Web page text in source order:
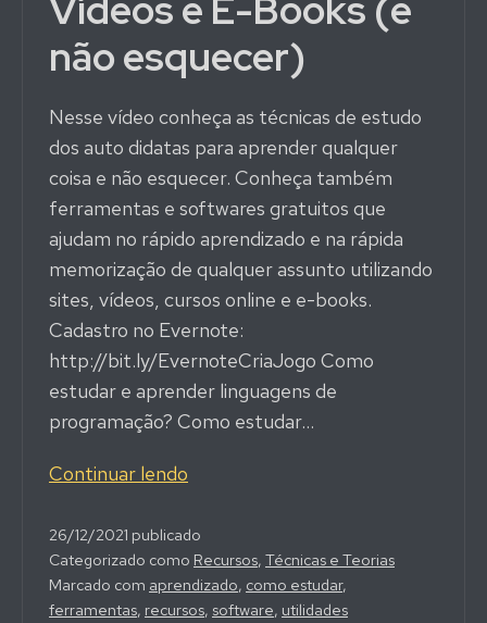
não esquecer)
Nesse vídeo conheça as técnicas de estudo
dos auto didatas para aprender qualquer
coisa e não esquecer. Conheça também
ferramentas e softwares gratuitos que
ajudam no rápido aprendizado e na rápida
memorização de qualquer assunto utilizando
sites, vídeos, cursos online e e-books.
Cadastro no Evernote:
http://bit.ly/EvernoteCriaJogo Como
estudar e aprender linguagens de
programação? Como estudar…
Continuar lendo
Ferramentas
para
Aprender
26/12/2021 publicado
Categorizado como Recursos, Técnicas e Teorias
Marcado com aprendizado, como estudar,
ferramentas, recursos, software, utilidades